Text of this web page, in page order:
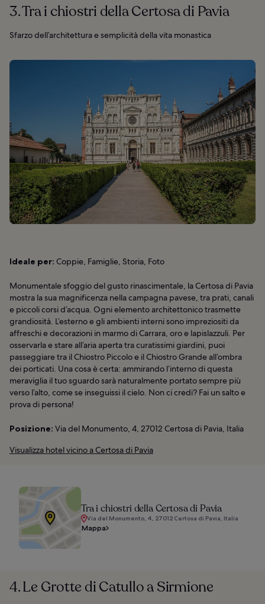
3. Tra i chiostri della Certosa di Pavia
Sfarzo dell’architettura e semplicità della vita monastica
Ideale per: Coppie, Famiglie, Storia, Foto
Monumentale sfoggio del gusto rinascimentale, la Certosa di Pavia
mostra la sua magnificenza nella campagna pavese, tra prati, canali
e piccoli corsi d’acqua. Ogni elemento architettonico trasmette
grandiosità. L’esterno e gli ambienti interni sono impreziositi da
affreschi e decorazioni in marmo di Carrara, oro e lapislazzuli. Per
osservarla e stare all’aria aperta tra curatissimi giardini, puoi
passeggiare tra il Chiostro Piccolo e il Chiostro Grande all’ombra
dei porticati. Una cosa è certa: ammirando l’interno di questa
meraviglia il tuo sguardo sarà naturalmente portato sempre più
verso l’alto, come se inseguissi il cielo. Non ci credi? Fai un salto e
prova di persona!
Posizione: Via del Monumento, 4, 27012 Certosa di Pavia, Italia
Visualizza hotel vicino a Certosa di Pavia
Tra i chiostri della Certosa di Pavia
Via del Monumento, 4, 27012 Certosa di Pavia, Italia
Mappa
4. Le Grotte di Catullo a Sirmione